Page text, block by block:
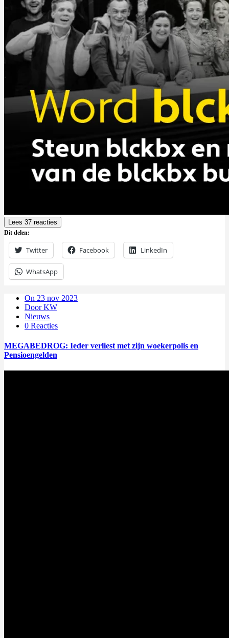
Lees 37 reacties
Dit delen:
Twitter Facebook LinkedIn
WhatsApp
On 23 nov 2023
Door KW
Nieuws
0 Reacties
MEGABEDROG: Ieder verliest met zijn woekerpolis en
Pensioengelden